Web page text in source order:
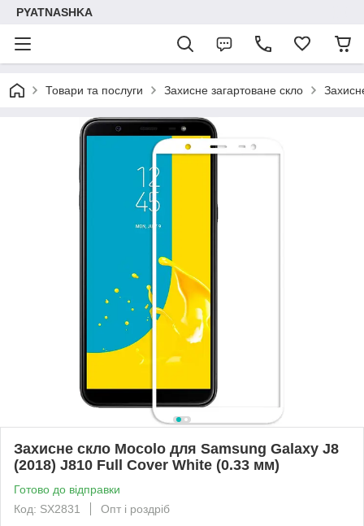
PYATNASHKA
Товари та послуги Захисне загартоване скло
Захисне скло Mocolo для Samsung Galaxy J8
(2018) J810 Full Cover White (0.33 мм)
Готово до відправки
Код: SX2831
Опт і роздріб